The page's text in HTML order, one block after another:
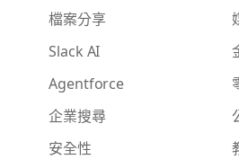
檔案分享
Slack AI
Agentforce
企業搜尋
安全性